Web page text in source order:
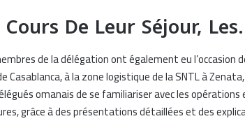
De Leur Séjour,
de la délégation ont également eu
Casablanca, à la zone logistique de la SNTL à
omanais de se familiariser avec les
grâce à des présentations détaillées et des